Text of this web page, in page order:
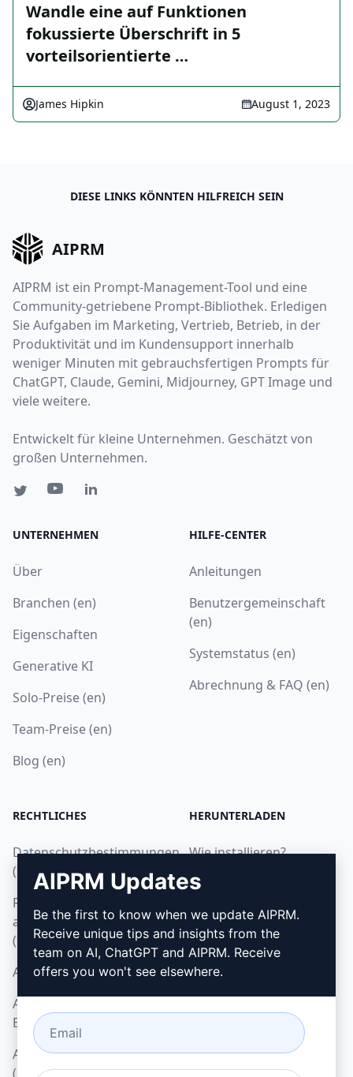
Wandle eine auf Funktionen
fokussierte Überschrift in 5
vorteilsorientierte …
James Hipkin August 1, 2023
DIESE LINKS KÖNNTEN HILFREICH SEIN
AIPRM
AIPRM ist ein Prompt-Management-Tool und eine
Community-getriebene Prompt-Bibliothek. Erledigen
Sie Aufgaben im Marketing, Vertrieb, Betrieb, in der
Produktivität und im Kundensupport innerhalb
weniger Minuten mit gebrauchsfertigen Prompts für
ChatGPT, Claude, Gemini, Midjourney, GPT Image und
viele weitere.
Entwickelt für kleine Unternehmen. Geschätzt von
großen Unternehmen.
UNTERNEHMEN
Über
Branchen (en)
Eigenschaften
Generative KI
Solo-Preise (en)
Team-Preise (en)
Blog (en)
HILFE-CENTER
Anleitungen
Benutzergemeinschaft
(en)
Systemstatus (en)
Abrechnung & FAQ (en)
RECHTLICHES
Datenschutzbestimmungen
(en)
Richtlinien zur
akzeptablen Nutzung
(en)
AGB (en)
AGB für Browser-
Erweiterungen (en)
AGB für Verrechnung
(en)
HERUNTERLADEN
Wie installieren?
Google Chrome
Microsoft Edge
AIPRM Updates
Be the first to know when we update AIPRM.
Receive unique tips and insights from the
team on AI, ChatGPT and AIPRM. Receive
offers you won't see elsewhere.